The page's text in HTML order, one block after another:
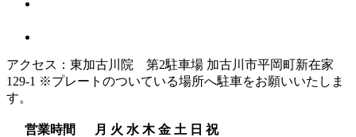
アクセス：東加古川院 第2駐車場 加古川市平岡町新在家
129-1 ※プレートのついている場所へ駐車をお願いいたしま
す。
営業時間 月 火 水 木 金 土 日 祝